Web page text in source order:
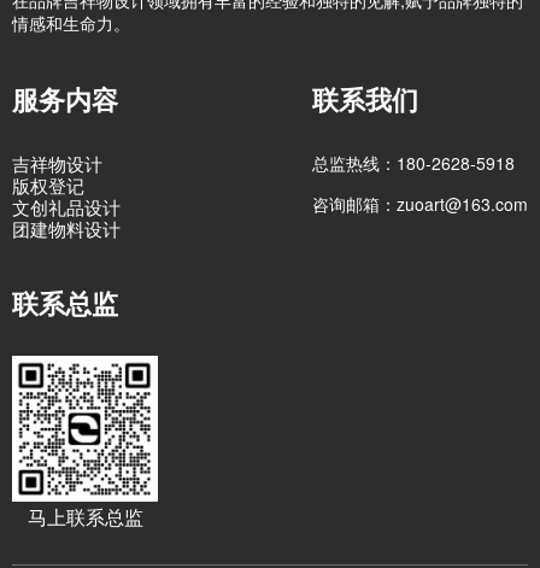
情感和生命力。
服务内容
吉祥物设计
版权登记
文创礼品设计
团建物料设计
联系我们
总监热线：180-2628-5918
咨询邮箱：zuoart@163.com
联系总监
马上联系总监